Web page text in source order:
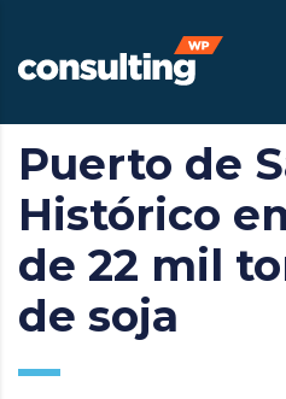
Puerto de
Histórico
de 22 mil
de soja